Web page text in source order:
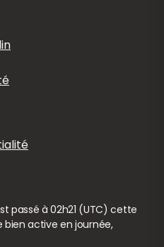
passé à 02h21 (UTC) cette
active en journée,